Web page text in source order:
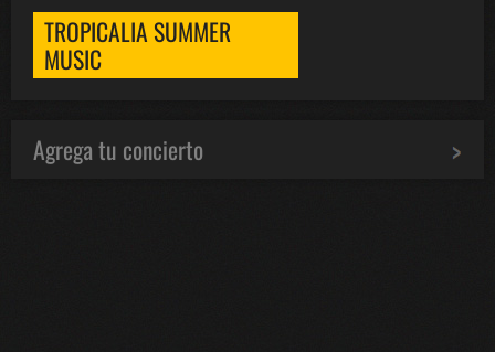
TROPICALIA SUMMER
MUSIC
Agrega tu concierto